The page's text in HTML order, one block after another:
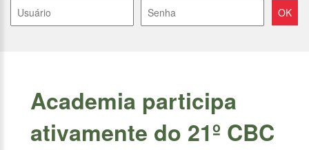
Academia participa
ativamente do 21º CBC